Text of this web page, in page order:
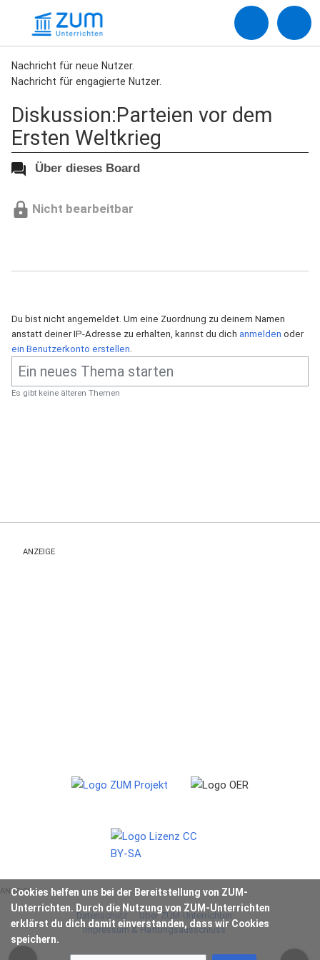
Nachricht für neue Nutzer.
Nachricht für engagierte Nutzer.
Diskussion:Parteien vor dem
Ersten Weltkrieg
Über dieses Board
Nicht bearbeitbar
Du bist nicht angemeldet. Um eine Zuordnung zu deinem Namen
anstatt deiner IP-Adresse zu erhalten, kannst du dich anmelden oder
ein Benutzerkonto erstellen.
Es gibt keine älteren Themen
Cookies helfen uns bei der Bereitstellung von ZUM-
Unterrichten. Durch die Nutzung von ZUM-Unterrichten
erklärst du dich damit einverstanden, dass wir Cookies
speichern.
ANZEIGE
ANZEIGE
Datenschutz
Über ZUM-Unterrichten
Impressum & Haftungsausschluss